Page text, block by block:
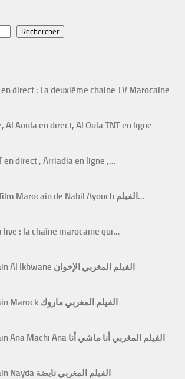
Rechercher
direct : La deuxième chaine TV Marocaine
Al Aoula en direct, Al Oula TNT en ligne
en direct , Arriadia en ligne ,…
Zin Li Fik Le film Marocain de Nabil Ayouch الفيلم…
live : la chaîne marocaine qui…
Film marocain Al Ikhwane الفيلم المغربي الإخوان
Film Marocain Marock الفيلم المغربي ماروك
Film marocain Ana Machi Ana الفيلم المغربي أنا ماشي أنا
Film marocain Nayda الفيلم المغربي نايضة